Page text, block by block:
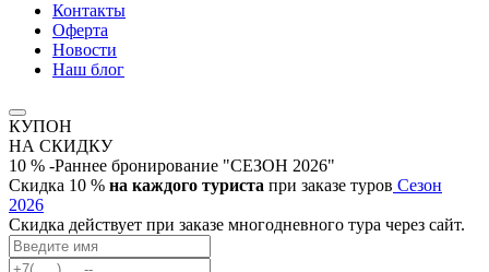
Контакты
Оферта
Новости
Наш блог
КУПОН
НА СКИДКУ
10 % -Раннее бронирование "СЕЗОН 2026"
Скидка 10 % на каждого туриста при заказе туров Сезон
2026
Скидка действует при заказе многодневного тура через сайт.